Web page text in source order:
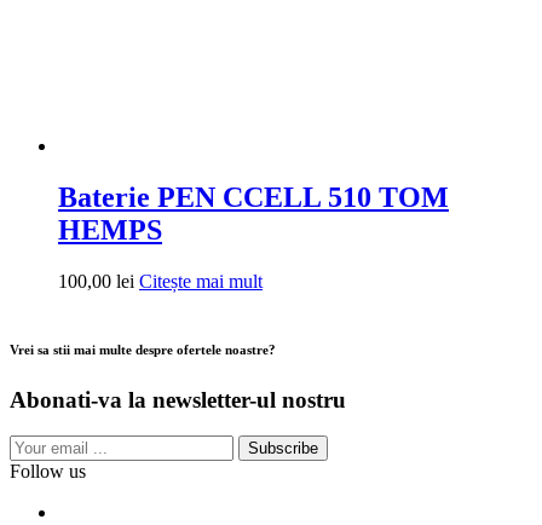
Baterie PEN CCELL 510 TOM
HEMPS
100,00 lei Citește mai mult
Vrei sa stii mai multe despre ofertele noastre?
Abonati-va la newsletter-ul nostru
Subscribe
Follow us